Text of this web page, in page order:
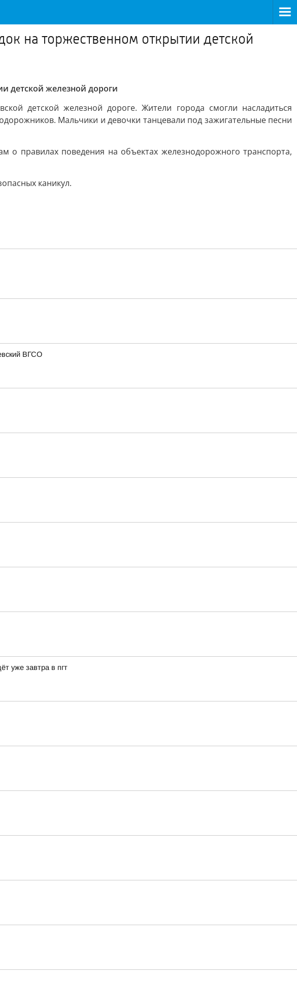
на торжественном открытии детской
детской железной дороги
детской железной дороге. Жители города смогли насладиться
Мальчики и девочки танцевали под зажигательные песни
правилах поведения на объектах железнодорожного транспорта,
каникул.
ВГСО
уже завтра в пгт